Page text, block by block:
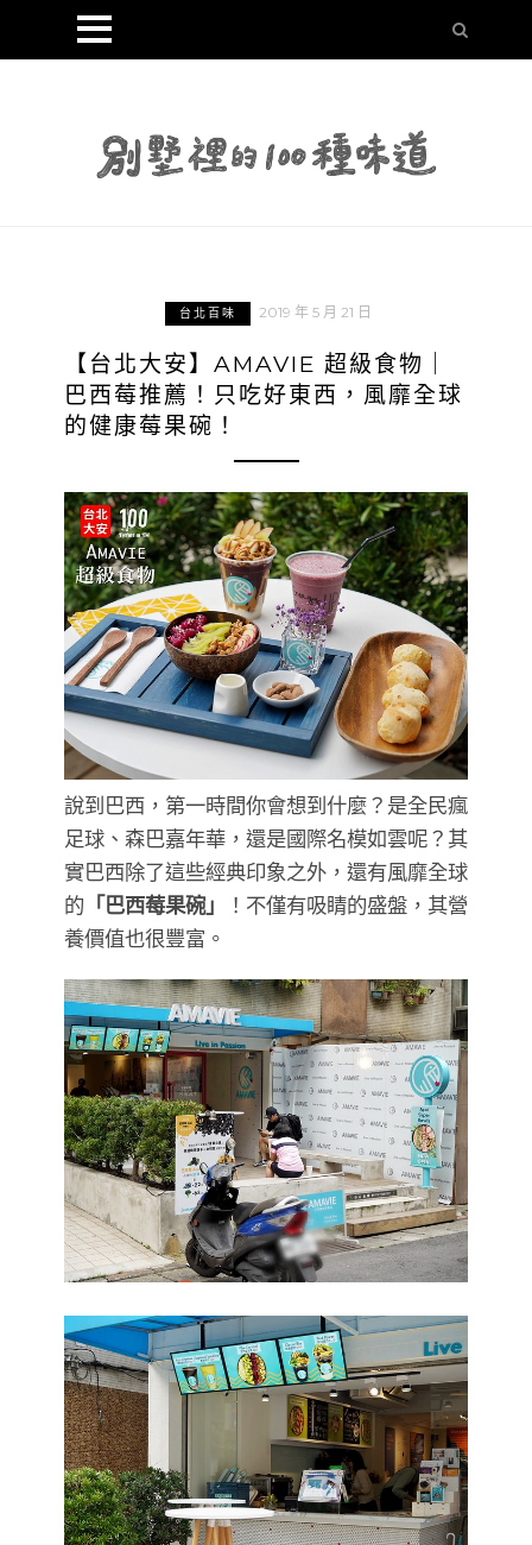
台北百味 2019 年 5 月 21 日
【台北大安】AMAVIE 超級食物｜
巴西莓推薦！只吃好東西，風靡全球
的健康莓果碗！
說到巴西，第一時間你會想到什麼？是全民瘋
足球、森巴嘉年華，還是國際名模如雲呢？其
實巴西除了這些經典印象之外，還有風靡全球
的 「巴西莓果碗」
！不僅有吸睛的盛盤，其營
養價值也很豐富。